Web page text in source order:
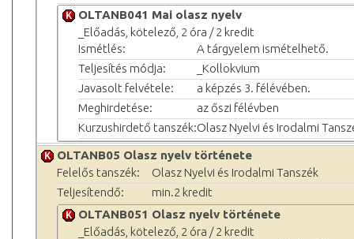
OLTANB041 Mai olasz nyelv
_Előadás, kötelező, 2 óra / 2 kredit
Ismétlés:
A tárgyelem ismételhető.
Teljesítés módja:
_Kollokvium
Javasolt felvétele:
a képzés 3. félévében.
Meghirdetése:
az őszi félévben
Kurzushirdető tanszék:Olasz Nyelvi és Irodalmi
OLTANB05 Olasz nyelv története
Felelős tanszék:
Olasz Nyelvi és Irodalmi Tanszék
Teljesítendő:
min.2 kredit
OLTANB051 Olasz nyelv története
_Előadás, kötelező, 2 óra / 2 kredit